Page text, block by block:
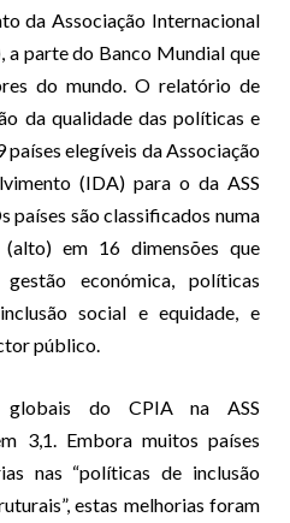
da Associação Internacional
a parte do Banco Mundial que
do mundo. O relatório de
da qualidade das políticas e
elegíveis da Associação
(IDA) para o da ASS
países são classificados numa
em 16 dimensões que
económica, políticas
social e equidade, e
público.
globais do CPIA na ASS
3,1. Embora muitos países
nas “políticas de inclusão
estas melhorias foram